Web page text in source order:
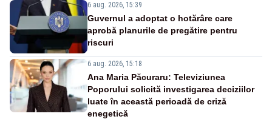
6 aug. 2026, 15:39
Guvernul a adoptat o hotărâre care
aprobă planurile de pregătire pentru
riscuri
6 aug. 2026, 15:18
Ana Maria Păcuraru: Televiziunea
Poporului solicită investigarea deciziilor
luate în această perioadă de criză
enegetică